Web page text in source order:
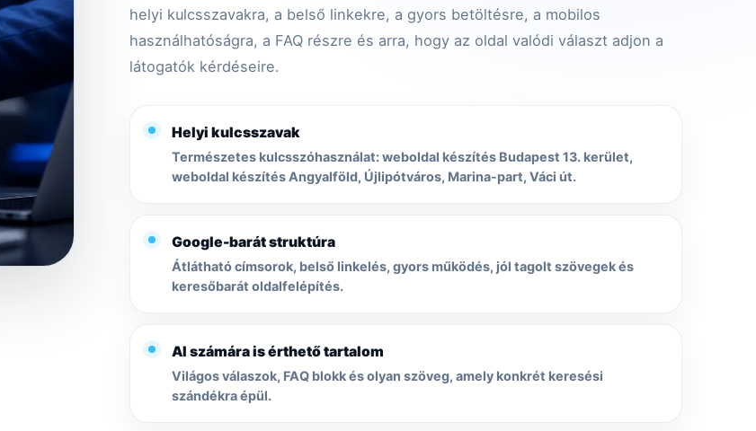
helyi kulcsszavakra, a belső linkekre, a gyors betöltésre, a mobilos
használhatóságra, a FAQ részre és arra, hogy az oldal valódi választ adjon a
látogatók kérdéseire.
Helyi kulcsszavak
Természetes kulcsszóhasználat: weboldal készítés Budapest 13. kerület,
weboldal készítés Angyalföld, Újlipótváros, Marina-part, Váci út.
Google-barát struktúra
Átlátható címsorok, belső linkelés, gyors működés, jól tagolt szövegek és
keresőbarát oldalfelépítés.
AI számára is érthető tartalom
Világos válaszok, FAQ blokk és olyan szöveg, amely konkrét keresési
szándékra épül.